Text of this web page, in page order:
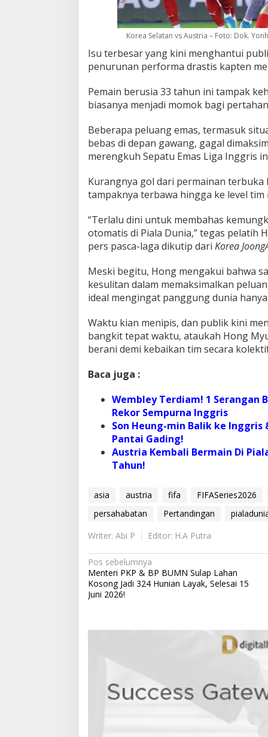
Korea Selatan vs Austria – Foto: Dok.
Isu terbesar yang kini menghantui
penurunan performa drastis kapten
Pemain berusia 33 tahun ini tampak
biasanya menjadi momok bagi
Beberapa peluang emas, termasuk
bebas di depan gawang, gagal
merengkuh Sepatu Emas Liga Inggris
Kurangnya gol dari permainan terbuka
tampaknya terbawa hingga ke level tim
“Terlalu dini untuk membahas
otomatis di Piala Dunia,” tegas pelatih
pers pasca-laga dikutip dari Korea
Meski begitu, Hong mengakui bahwa
kesulitan dalam memaksimalkan
ideal mengingat panggung dunia
Waktu kian menipis, dan publik kini
bangkit tepat waktu, ataukah Hong
berani demi kebaikan tim secara
Baca juga :
Wembley Terdiam! 1 Serangan
Rekor Sempurna Inggris
Son Heung-min Balik ke Inggris
Pantai Gading!
Austria Kembali Bermain Di
Tahun!
asia austria fifa FIFASeries2026
persahabatan
Pertandingan
Writer: Abi P
Editor: H.A Putra
N
a
v
g
Pos sebelumnya
Menteri PKP & BP BUMN Sulap Lahan
Kosong Jadi 324 Hunian Layak, Selesai 15
Juni 2026!